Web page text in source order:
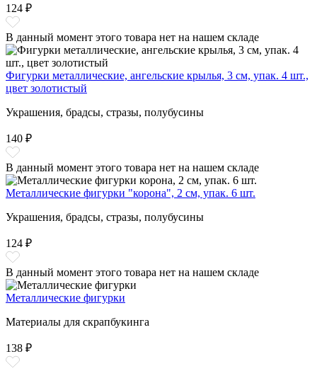
124 ₽
В данный момент этого товара нет на нашем складе
Фигурки металлические, ангельские крылья, 3 см, упак. 4 шт.,
цвет золотистый
Украшения, брадсы, стразы, полубусины
140 ₽
В данный момент этого товара нет на нашем складе
Металлические фигурки "корона", 2 см, упак. 6 шт.
Украшения, брадсы, стразы, полубусины
124 ₽
В данный момент этого товара нет на нашем складе
Металлические фигурки
Материалы для скрапбукинга
138 ₽